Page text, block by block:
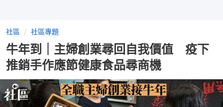
社區 社區專題
牛年到｜主婦創業尋回自我價值 疫下
推銷手作應節健康食品尋商機